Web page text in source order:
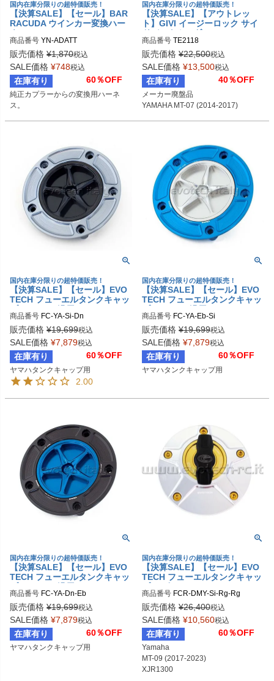
国内在庫分限りの超特価販売！
【決算SALE】【セール】BAR
RACUDA ウインカー変換ハー
ネス YAMAHA
商品番号 YN-ADATT
販売価格 ¥1,870税込
SALE価格 ¥748税込
在庫有り 60％OFF
純正カプラーからの変換用ハーネ
ス。
国内在庫分限りの超特価販売！
【決算SALE】【アウトレッ
ト】GIVI イージーロック サイ
ドバックホルダー YAMAHA MT
-07 (2014-2017)
商品番号 TE2118
販売価格 ¥22,500税込
SALE価格 ¥13,500税込
在庫有り 40％OFF
メーカー廃盤品
YAMAHA MT-07 (2014-2017)
国内在庫分限りの超特価販売！
【決算SALE】【セール】EVO
TECH フューエルタンクキャッ
プ YAMAHA汎用
商品番号 FC-YA-Si-Dn
販売価格 ¥19,699税込
SALE価格 ¥7,879税込
在庫有り 60％OFF
ヤマハタンクキャップ用
2.00
国内在庫分限りの超特価販売！
【決算SALE】【セール】EVO
TECH フューエルタンクキャッ
プ YAMAHA汎用
商品番号 FC-YA-Eb-Si
販売価格 ¥19,699税込
SALE価格 ¥7,879税込
在庫有り 60％OFF
ヤマハタンクキャップ用
国内在庫分限りの超特価販売！
【決算SALE】【セール】EVO
TECH フューエルタンクキャッ
商品番号 FC-YA-Dn-Eb
販売価格 ¥19,699税込
SALE価格 ¥7,879税込
在庫有り 60％OFF
ヤマハタンクキャップ用
国内在庫分限りの超特価販売！
【決算SALE】【セール】EVO
TECH フューエルタンクキャッ
TA/YAMAHA
商品番号 FCR-DMY-Si-Rg-Rg
販売価格 ¥26,400税込
SALE価格 ¥10,560税込
在庫有り 60％OFF
Yamaha
MT-09 (2017-2023)
XJR1300